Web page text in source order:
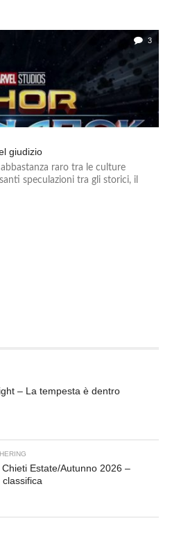
3
giudizio
raro tra le culture
speculazioni tra gli storici, il
– La tempesta è dentro
Estate/Autunno 2026 –